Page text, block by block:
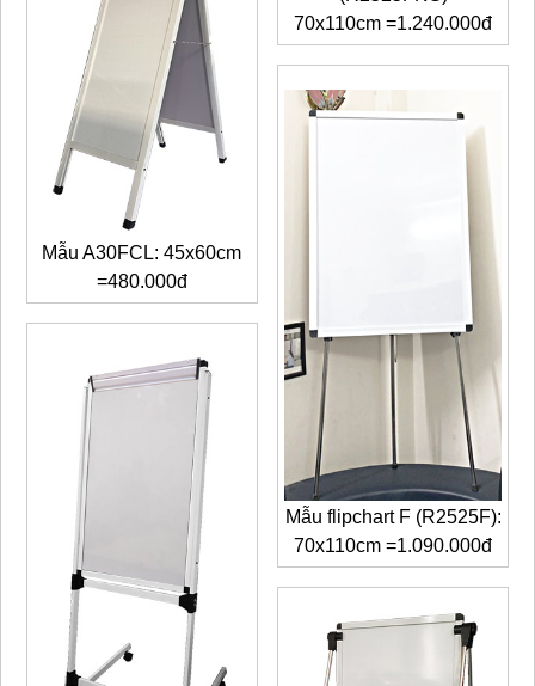
Mẫu A30FCL: 45x60cm
=480.000đ
70x110cm =1.240.000đ
Mẫu flipchart F (R2525F):
70x110cm =1.090.000đ